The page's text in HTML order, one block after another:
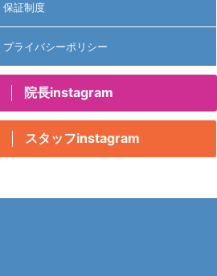
保証制度
プライバシーポリシー
院長instagram
スタッフinstagram